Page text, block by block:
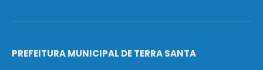
PREFEITURA MUNICIPAL DE TERRA SANTA